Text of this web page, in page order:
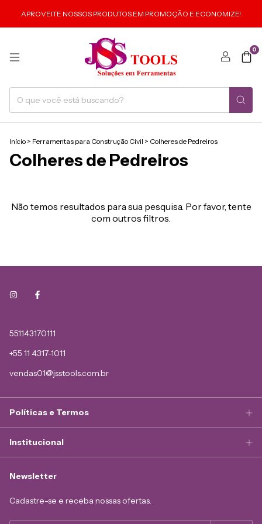
APROVEITE NOSSOS PRODUTOS EM PROMOÇÃO E ECONOMIZE!
0
Início > Ferramentas para Construção Civil > Colheres de Pedreiros
Colheres de Pedreiros
Não temos resultados para sua pesquisa. Por favor, tente
com outros filtros.
551143170111
+55 11 4317-1011
vendas01@jsstools.com.br
Políticas e Termos
Institucional
Newsletter
Cadastre-se e receba nossas ofertas.